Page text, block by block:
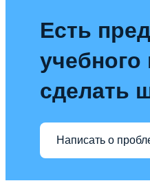
Есть
учебного
сделать
Написать о